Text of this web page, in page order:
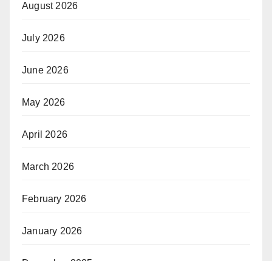
August 2026
July 2026
June 2026
May 2026
April 2026
March 2026
February 2026
January 2026